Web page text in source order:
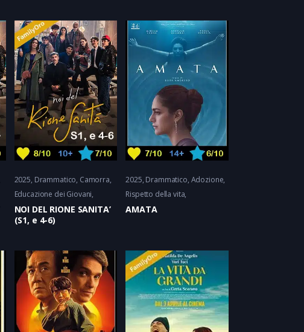
2025 Drammatico Camorra,
Educazione dei Giovani
NOI DEL RIONE SANITA’
(S1, e 4-6)
2025 Drammatico Adozione,
Rispetto della vita
AMATA